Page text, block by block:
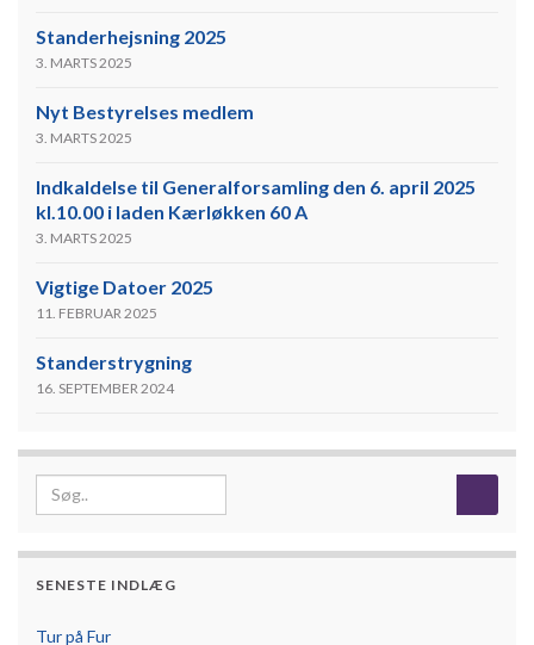
Standerhejsning 2025
3. MARTS 2025
Nyt Bestyrelses medlem
3. MARTS 2025
Indkaldelse til Generalforsamling den 6. april 2025
kl.10.00 i laden Kærløkken 60 A
3. MARTS 2025
Vigtige Datoer 2025
11. FEBRUAR 2025
Standerstrygning
16. SEPTEMBER 2024
Search for:
SENESTE INDLÆG
Tur på Fur